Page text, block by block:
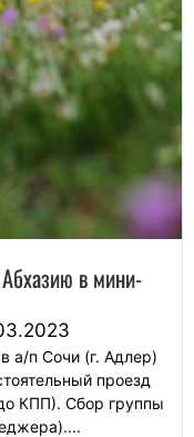
в мини-
а/п Сочи (г. Адлер)
проезд
КПП). Сбор группы